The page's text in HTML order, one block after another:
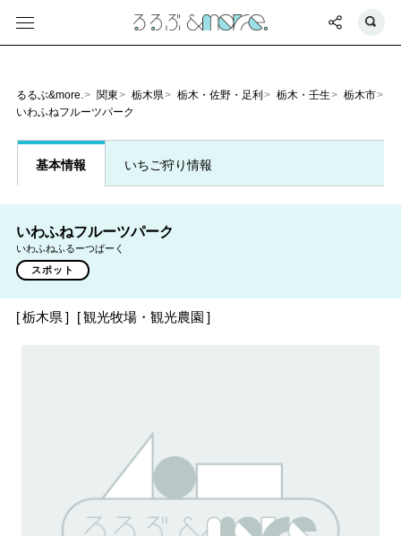
るるぶ&more. 関東 栃木県 栃木・佐野・足利 栃木・壬生
栃木市
いわふねフルーツパーク
基本情報 いちご狩り情報
いわふねフルーツパーク
いわふねふるーつぱーく
スポット
栃木県 観光牧場・観光農園